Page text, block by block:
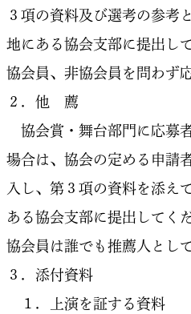
３項の資料及び選考の参考
地にある協会支部に提出し
協会員、非協会員を問わず
２．他 薦
協会賞・舞台部門に応募
場合は、協会の定める
入し、第３項の資料を添え
ある協会支部に提出してく
協会員は誰でも推薦人とし
３．添付資料
１．上演を証する資料